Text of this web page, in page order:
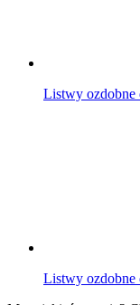
Listwy ozdobne
Listwy ozdobne